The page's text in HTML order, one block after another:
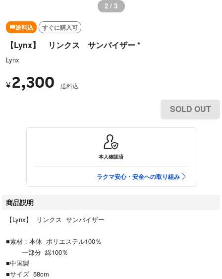
2 / 3
送料込 すぐに購入可
【Lynx】 リンクス サンバイザー *
Lynx
¥ 2,300 送料込
SOLD OUT
本人確認済
ラクマ安心・安全への取り組み
商品説明
【Lynx】 リンクス サンバイザー
■素材：本体 ポリエステル100％
一部分 綿100％
■中国製
■サイズ 58cm